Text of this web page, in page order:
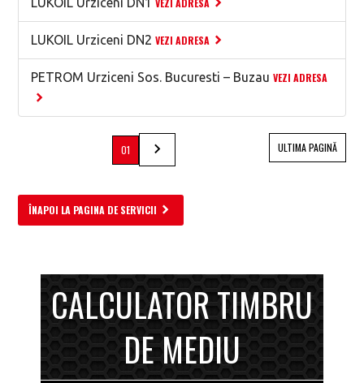
VEZI ADRESA
LUKOIL Urziceni DN2 VEZI ADRESA
PETROM Urziceni Sos. Bucuresti – Buzau VEZI ADRESA
01 ULTIMA PAGINĂ
ÎNAPOI LA PAGINA DE SERVICII
CALCULATOR TIMBRU
DE MEDIU